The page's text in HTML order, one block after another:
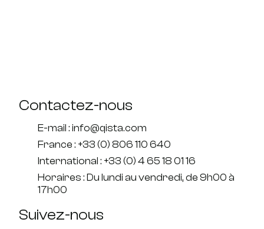
Contactez-nous
E-mail : info@qista.com
France : +33 (0) 806 110 640
International : +33 (0) 4 65 18 01 16
Horaires : Du lundi au vendredi, de 9h00 à
17h00
Suivez-nous